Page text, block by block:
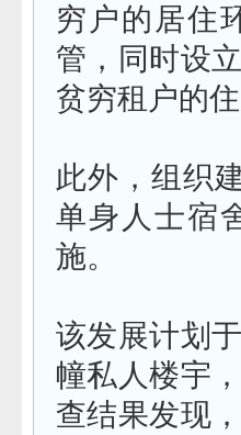
穷户的居住
管，同时设
贫穷租户的
此外，组织
单身人士宿
施。
该发展计划
幢私人楼宇
查结果发现